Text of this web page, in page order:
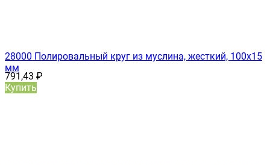
28000 Полировальный круг из муслина, жесткий, 100x15
мм
791,43 ₽
Купить